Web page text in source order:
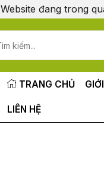
Website đang trong
TRANG CHỦ
LIÊN HỆ